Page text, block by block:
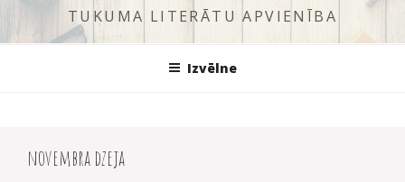
TUKUMA LITERĀTU APVIENĪBA
Izvēlne
novembra dzeja